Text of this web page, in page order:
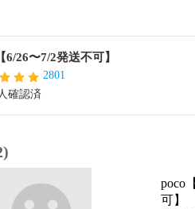
6/26〜7/2発送不可】
2801
確認済
poco
可】